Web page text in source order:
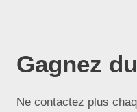
Gagnez
Ne contactez plus